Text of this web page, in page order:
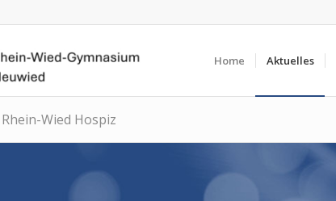
Home Aktuelles
Wied Hospiz